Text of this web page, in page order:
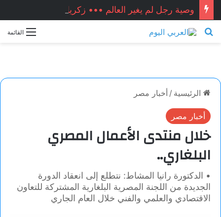
القائمة بحث عن
الرئيسية / أخبار مصر
أخبار مصر
خلال منتدى الأعمال المصري
البلغاري..
• الدكتورة رانيا المشاط: نتطلع إلى انعقاد الدورة
الجديدة من اللجنة المصرية البلغارية المشتركة للتعاون
الاقتصادي والعلمي والفني خلال العام الجاري